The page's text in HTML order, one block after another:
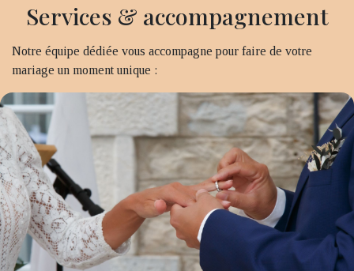
Services & accompagnement
Notre équipe dédiée vous accompagne pour faire de votre
mariage un moment unique :